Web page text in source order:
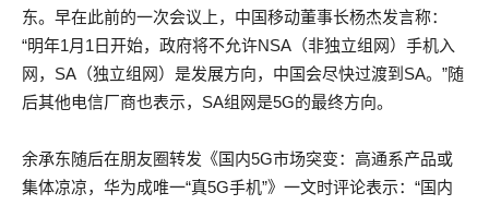
东。早在此前的一次会议上，中国移动董事长杨杰发言称：
“明年1月1日开始，政府将不允许NSA（非独立组网）手机入
网，SA（独立组网）是发展方向，中国会尽快过渡到SA。”随
后其他电信厂商也表示，SA组网是5G的最终方向。
余承东随后在朋友圈转发《国内5G市场突变：高通系产品或
集体凉凉，华为成唯一“真5G手机”》一文时评论表示：“国内